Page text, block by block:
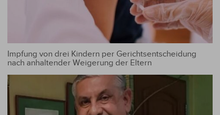
Impfung von drei Kindern per Gerichtsentscheidung
nach anhaltender Weigerung der Eltern